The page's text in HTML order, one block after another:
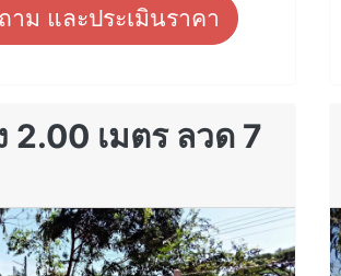
าม และประเมินราคา
2.00 เมตร ลวด 7